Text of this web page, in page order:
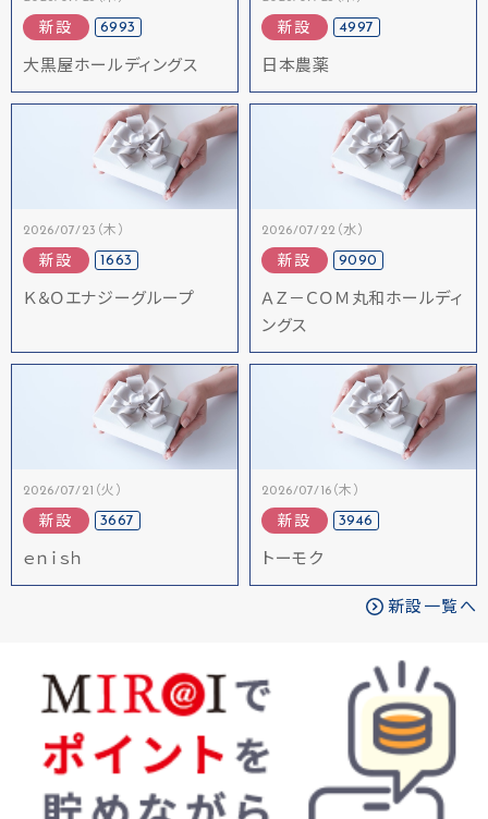
新設 6993
大黒屋ホールディングス
新設 4997
日本農薬
2026/07/23（木）
新設 1663
Ｋ＆Ｏエナジーグループ
2026/07/22（水）
新設 9090
ＡＺ－ＣＯＭ丸和ホールディ
ングス
2026/07/21（火）
新設 3667
ｅｎｉｓｈ
2026/07/16（木）
新設 3946
トーモク
新設一覧へ